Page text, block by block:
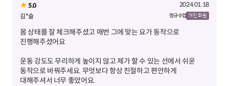
5.0
2024.01.18
김*슬
정규 수업 개인 회원
몸 상태를 잘 체크해주셨고 매번 그에 맞는 요가 동작으로
운동 강도도 무리하게 높이지 않고 제가 할 수 있는 선에서 쉬운
동작으로 바꿔주세요. 무엇보다 항상 친절하고 편안하게
대해주셔서 너무 좋았어요.